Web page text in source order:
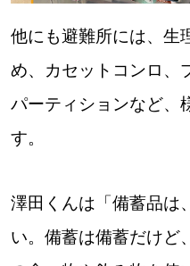
他にも避難所には、生
め、カセットコンロ、
パーティションなど、
す。
澤田くんは「備蓄品は
い。備蓄は備蓄だけど